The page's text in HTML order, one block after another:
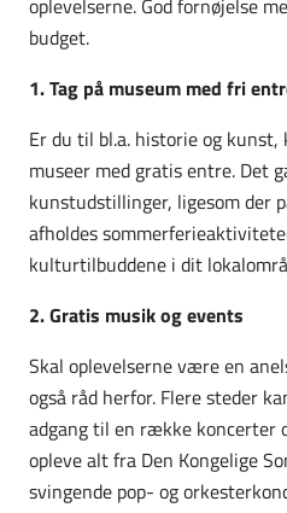
budget.
1. Tag på museum med fri
Er du til bl.a. historie og
museer med gratis entre. Det
kunstudstillinger, ligesom der
afholdes
kulturtilbuddene i dit
2. Gratis musik og events
Skal oplevelserne være en
også råd herfor. Flere steder
adgang til en række koncerter
opleve alt fra Den Kongelige
svingende pop- og